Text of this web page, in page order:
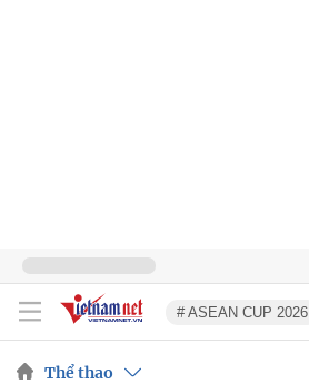
# ASEAN CUP 2026
Thể thao